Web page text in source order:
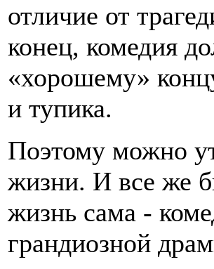
отличие от
конец, комедия
«хорошему»
и тупика.
Поэтому можно
жизни. И все же
жизнь сама -
грандиозной